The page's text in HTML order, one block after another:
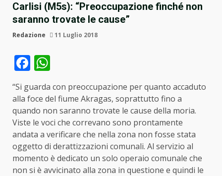
Carlisi (M5s): “Preoccupazione finché non
saranno trovate le cause”
Redazione 11 Luglio 2018
Facebook
“Si guarda con preoccupazione per quanto accaduto
alla foce del fiume Akragas, soprattutto fino a
quando non saranno trovate le cause della moria.
Viste le voci che correvano sono prontamente
andata a verificare che nella zona non fosse stata
oggetto di derattizzazioni comunali. Al servizio al
momento è dedicato un solo operaio comunale che
non si è avvicinato alla zona in questione e quindi le